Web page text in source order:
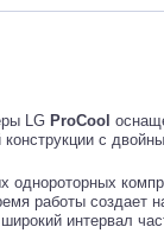
LG ProCool
с
однороторных
работы создает
интервал